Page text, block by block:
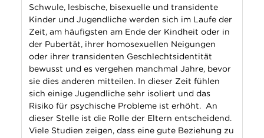
Schwule, lesbische, bisexuelle und transidente
Kinder und Jugendliche werden sich im Laufe der
Zeit, am häufigsten am Ende der Kindheit oder in
der Pubertät, ihrer homosexuellen Neigungen
oder ihrer transidenten Geschlechtsidentität
bewusst und es vergehen manchmal Jahre, bevor
sie dies anderen mitteilen. In dieser Zeit fühlen
sich einige Jugendliche sehr isoliert und das
Risiko für psychische Probleme ist erhöht. An
dieser Stelle ist die Rolle der Eltern entscheidend.
Viele Studien zeigen, dass eine gute Beziehung zu